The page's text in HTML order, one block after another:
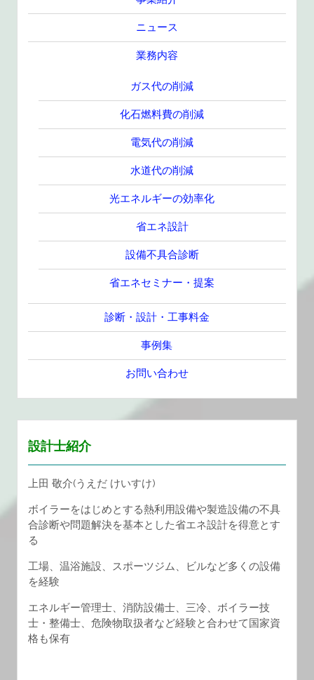
ニュース
業務内容
ガス代の削減
化石燃料費の削減
電気代の削減
水道代の削減
光エネルギーの効率化
省エネ設計
設備不具合診断
省エネセミナー・提案
診断・設計・工事料金
事例集
お問い合わせ
設計士紹介
上田 敬介(うえだ けいすけ)
ボイラーをはじめとする熱利用設備や製造設備の不具
合診断や問題解決を基本とした省エネ設計を得意とす
る
工場、温浴施設、スポーツジム、ビルなど多くの設備
を経験
エネルギー管理士、消防設備士、三冷、ボイラー技
士・整備士、危険物取扱者など経験と合わせて国家資
格も保有